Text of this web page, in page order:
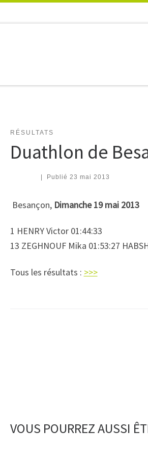
RÉSULTATS
Duathlon de
| Publié 23 mai 2013
Besançon, Dimanche 19 mai 2013
1 HENRY Victor 01:44:33
13 ZEGHNOUF Mika 01:53:27
Tous les résultats : >>>
VOUS POURREZ AUSSI